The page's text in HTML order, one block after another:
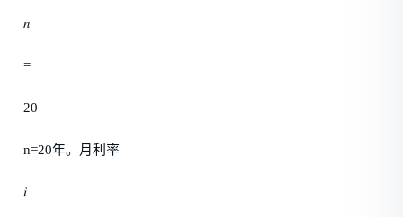
𝑛
=
20
n=20年。月利率
𝑖